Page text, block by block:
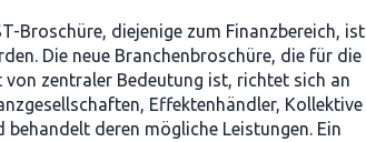
Broschüre, diejenige zum Finanzbereich, ist
Die neue Branchenbroschüre, die für die
zentraler Bedeutung ist, richtet sich an
Effektenhändler, Kollektive
deren mögliche Leistungen. Ein